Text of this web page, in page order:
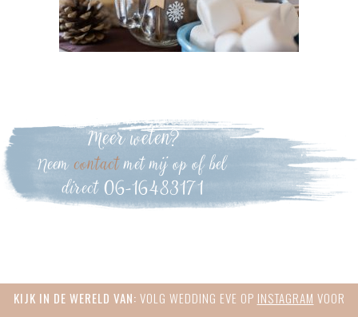
Meer weten?
Neemcontactmet mij op of bel
direct 06-16483171
Primary
KIJK IN DE WERELD VAN: VOLG WEDDING EVE OP INSTAGRAM VOOR